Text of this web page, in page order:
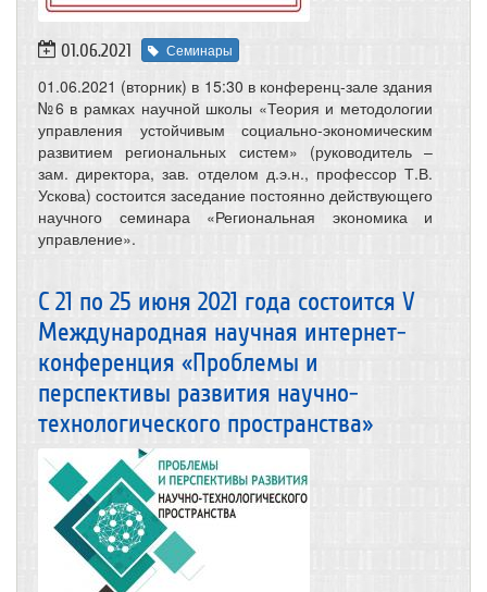
01.06.2021 Семинары
01.06.2021 (вторник) в 15:30 в конференц-зале здания
№6 в рамках научной школы «Теория и методологии
управления устойчивым социально-экономическим
развитием региональных систем» (руководитель –
зам. директора, зав. отделом д.э.н., профессор Т.В.
Ускова) состоится заседание постоянно действующего
научного семинара «Региональная экономика и
управление».
С 21 по 25 июня 2021 года состоится V
Международная научная интернет-
конференция «Проблемы и
перспективы развития научно-
технологического пространства»